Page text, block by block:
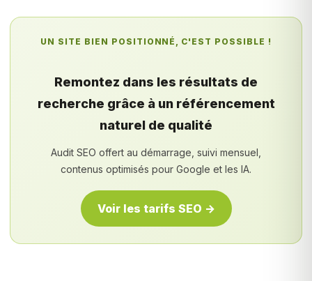
UN SITE BIEN POSITIONNÉ, C'EST POSSIBLE !
Remontez dans les résultats de
recherche grâce à un référencement
naturel de qualité
Audit SEO offert au démarrage, suivi mensuel,
contenus optimisés pour Google et les IA.
Voir les tarifs SEO →